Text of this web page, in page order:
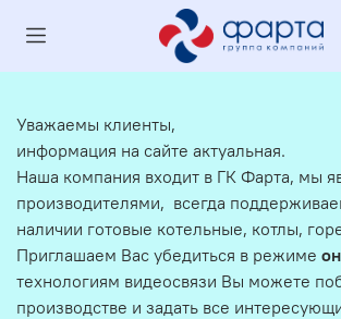
Уважаемы клиенты,
информация на сайте актуальная.
Наша компания входит в ГК Фарта, мы
производителями, всегда
наличии готовые котельные, котлы,
Приглашаем Вас убедиться в режиме
технологиям видеосвязи Вы можете
производстве и задать все